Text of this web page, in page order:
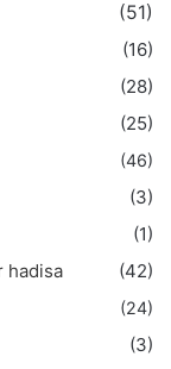
(51)
(16)
(28)
(25)
(46)
(3)
(1)
hadisa
(42)
(24)
(3)